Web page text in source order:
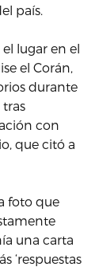
país.
lugar en el
el Corán,
durante
con
que citó a
foto que
una carta
‘respuestas